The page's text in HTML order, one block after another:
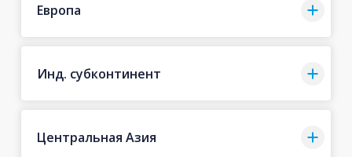
Европа
Инд. субконтинент
Центральная Азия